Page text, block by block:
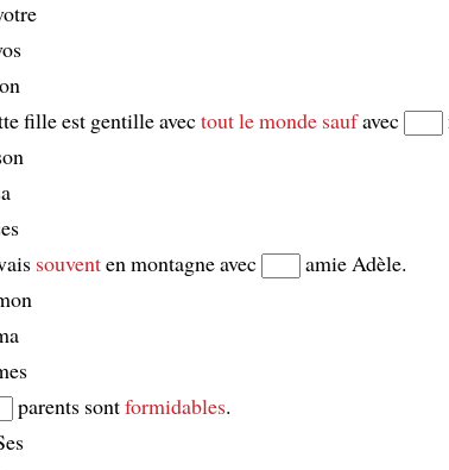
fille est gentille avectout le monde saufavec
souventen montagne avec
amie Adèle.
parents sontformidables.